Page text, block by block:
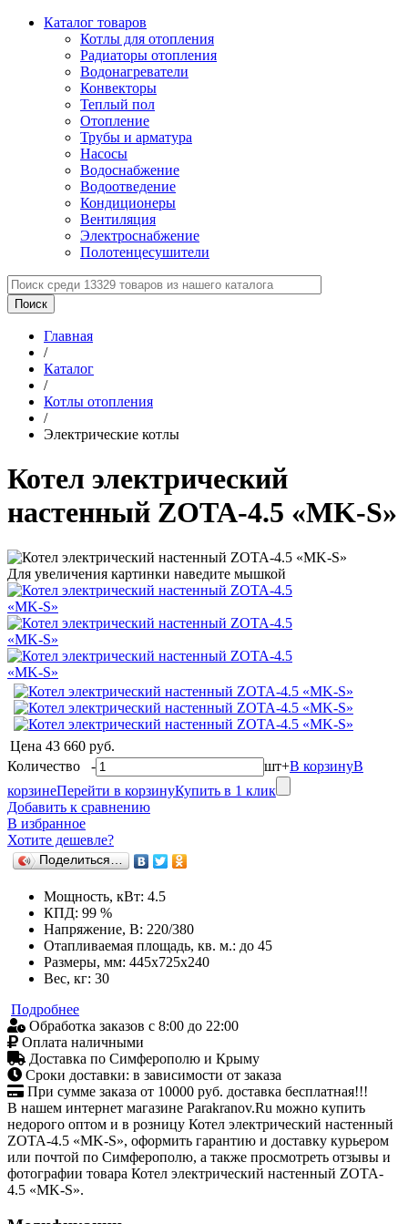
Каталог товаров
Котлы для отопления
Радиаторы отопления
Водонагреватели
Конвекторы
Теплый пол
Отопление
Трубы и арматура
Насосы
Водоснабжение
Водоотведение
Кондиционеры
Вентиляция
Электроснабжение
Полотенцесушители
Главная
/
Каталог
/
Котлы отопления
/
Электрические котлы
Котел электрический
настенный ZOTA-4.5 «MK-S»
Для увеличения картинки наведите мышкой
Цена 43 660 руб.
Количество - шт+В корзинуВ
корзинеПерейти в корзинуКупить в 1 клик
Добавить к сравнению
В избранное
Хотите дешевле?
Поделиться…
Мощность, кВт: 4.5
КПД: 99 %
Напряжение, В: 220/380
Отапливаемая площадь, кв. м.: до 45
Размеры, мм: 445х725х240
Вес, кг: 30
Подробнее
Обработка заказов с 8:00 до 22:00
Оплата наличными
Доставка по Симферополю и Крыму
Сроки доставки: в зависимости от заказа
При сумме заказа от 10000 руб. доставка бесплатная!!!
В нашем интернет магазине Parakranov.Ru можно купить
недорого оптом и в розницу Котел электрический настенный
ZOTA-4.5 «MK-S», оформить гарантию и доставку курьером
или почтой по Симферополю, а также просмотреть отзывы и
фотографии товара Котел электрический настенный ZOTA-
4.5 «MK-S».